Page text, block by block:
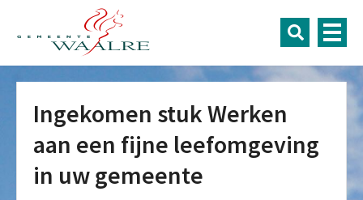
Ingekomen stuk Werken
aan een fijne leefomgeving
in uw gemeente